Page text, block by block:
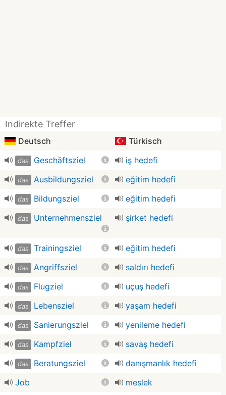
Indirekte Treffer
Deutsch Türkisch
das Geschäftsziel iş hedefi
das Ausbildungsziel eğitim hedefi
das Bildungsziel eğitim hedefi
das Unternehmensziel şirket hedefi
das Trainingsziel eğitim hedefi
das Angriffsziel saldırı hedefi
das Flugziel uçuş hedefi
das Lebensziel yaşam hedefi
das Sanierungsziel yenileme hedefi
das Kampfziel savaş hedefi
das Beratungsziel
danışmanlık hedefi
Job
meslek